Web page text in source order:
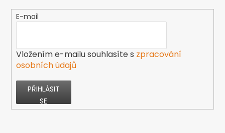
E-mail
Vložením e-mailu souhlasíte s zpracování
osobních údajů
PŘIHLÁSIT
SE